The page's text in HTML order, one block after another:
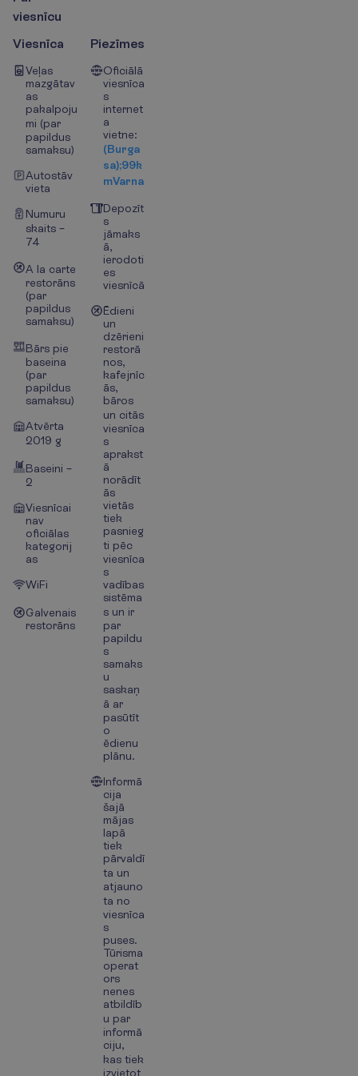
viesnīcu
Viesnīca
Veļas
mazgātav
as
pakalpoju
mi (par
papildus
samaksu)
Autostāv
vieta
Numuru
skaits –
74
A la carte
restorāns
(par
papildus
samaksu)
Bārs pie
baseina
(par
papildus
samaksu)
Atvērta
2019 g
Baseini –
2
Viesnīcai
nav
oficiālas
kategorij
as
WiFi
Galvenais
restorāns
Piezīmes
Oficiālā
viesnīca
s
internet
a
vietne:
(Burga
sa);99k
mVarna
Depozīt
s
jāmaks
ā,
ierodoti
es
viesnīcā
Ēdieni
un
dzērieni
restorā
nos,
kafejnīc
ās,
bāros
un citās
viesnīca
s
aprakst
ā
norādīt
ās
vietās
tiek
pasnieg
ti pēc
viesnīca
s
vadības
sistēma
s un ir
par
papildu
s
samaks
u
saskaņ
ā ar
pasūtīt
o
ēdienu
plānu.
Informā
cija
šajā
mājas
lapā
tiek
pārvaldī
ta un
atjauno
ta no
viesnīca
s
puses.
Tūrisma
operat
ors
nenes
atbildīb
u par
informā
ciju,
kas tiek
izvietot